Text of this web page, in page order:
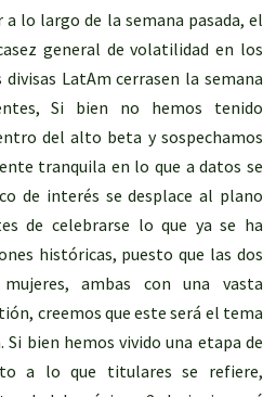
a lo largo de la semana pasada, el
general de volatilidad en los
LatAm cerrasen la semana
Si bien no hemos tenido
del alto beta y sospechamos
tranquila en lo que a datos se
de interés se desplace al plano
de celebrarse lo que ya se ha
históricas, puesto que las dos
ambas con una vasta
creemos que este será el tema
Si bien hemos vivido una etapa de
a lo que titulares se refiere,